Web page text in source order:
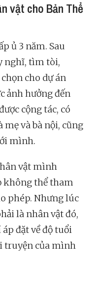
vật cho Bản Thể
ủ 3 năm. Sau
nghĩ, tìm tòi,
cho dự án
ảnh hưởng đến
cộng tác, có
và bà nội, cũng
mình.
vật mình
không thể tham
phép. Nhưng lúc
là nhân vật đó,
đặt về độ tuổi
truyện của mình